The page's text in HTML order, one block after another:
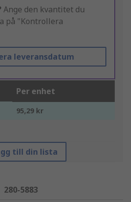
Ange den kvantitet du
på "Kontrollera
leveransdatum
Per enhet
95,29 kr
till din lista
280-5883